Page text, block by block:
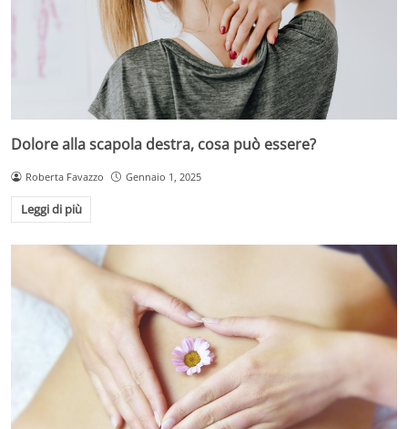
Dolore alla scapola destra, cosa può essere?
Roberta Favazzo Gennaio 1, 2025
Leggi di più